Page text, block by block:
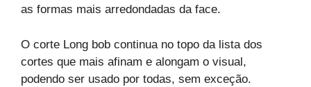
as formas mais arredondadas da face.
O corte Long bob continua no topo da lista dos
cortes que mais afinam e alongam o visual,
podendo ser usado por todas, sem exceção.